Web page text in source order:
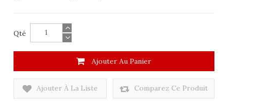
Qté
Ajouter Au Panier
Ajouter À La Liste Comparez Ce Produit